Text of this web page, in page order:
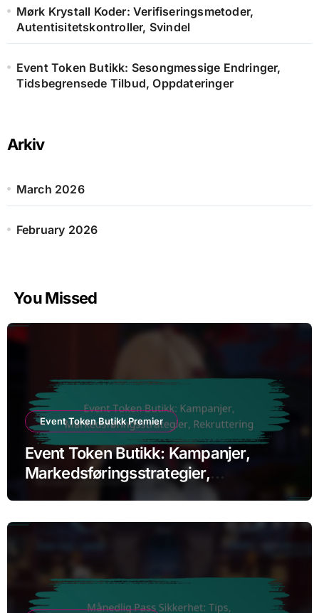
Mørk Krystall Koder: Verifiseringsmetoder,
Autentisitetskontroller, Svindel
Event Token Butikk: Sesongmessige Endringer,
Tidsbegrensede Tilbud, Oppdateringer
Arkiv
March 2026
February 2026
You Missed
Event Token Butikk Premier
Event Token Butikk: Kampanjer,
Markedsføringsstrategier,